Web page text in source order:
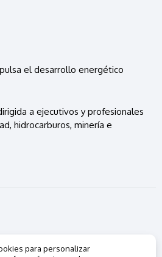
el desarrollo energético
a ejecutivos y profesionales
hidrocarburos, minería e
para personalizar